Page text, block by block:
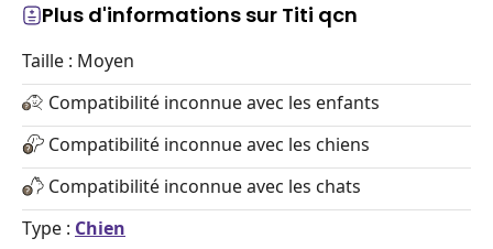
Plus d'informations sur Titi qcn
Taille : Moyen
Compatibilité inconnue avec les enfants
Compatibilité inconnue avec les chiens
Compatibilité inconnue avec les chats
Type : Chien